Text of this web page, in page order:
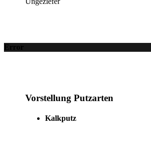
Error
Vorstellung Putzarten
Kalkputz